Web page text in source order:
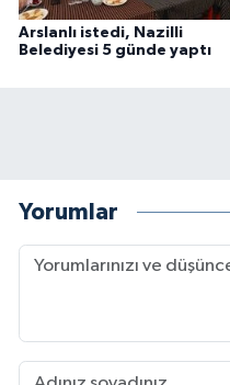
Arslanlı istedi, Nazilli
Belediyesi 5 günde yaptı
Yorumlar